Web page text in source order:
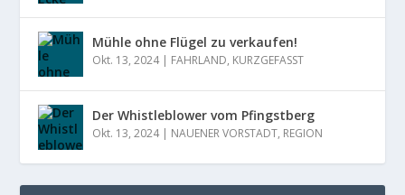
Mühle ohne Flügel zu verkaufen!
Okt. 13, 2024| FAHRLAND, KURZGEFASST
Der Whistleblower vom Pfingstberg
Okt. 13, 2024| NAUENER VORSTADT, REGION